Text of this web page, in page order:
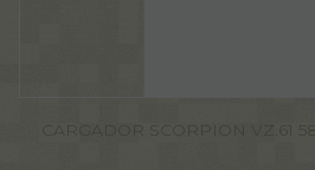
CARGADOR SCORPION VZ.61